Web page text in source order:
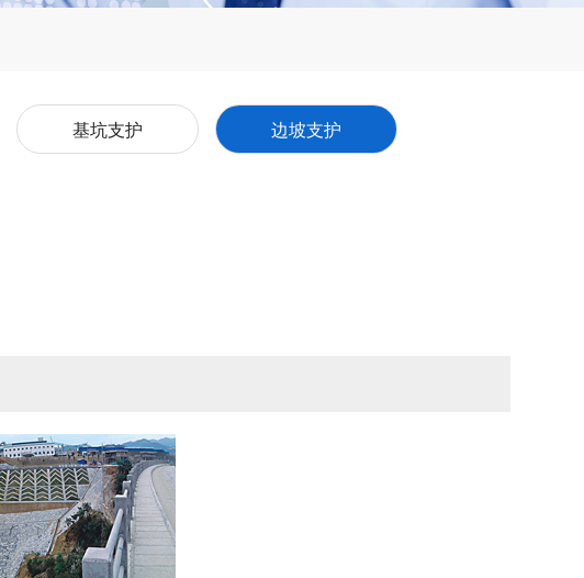
基坑支护 边坡支护